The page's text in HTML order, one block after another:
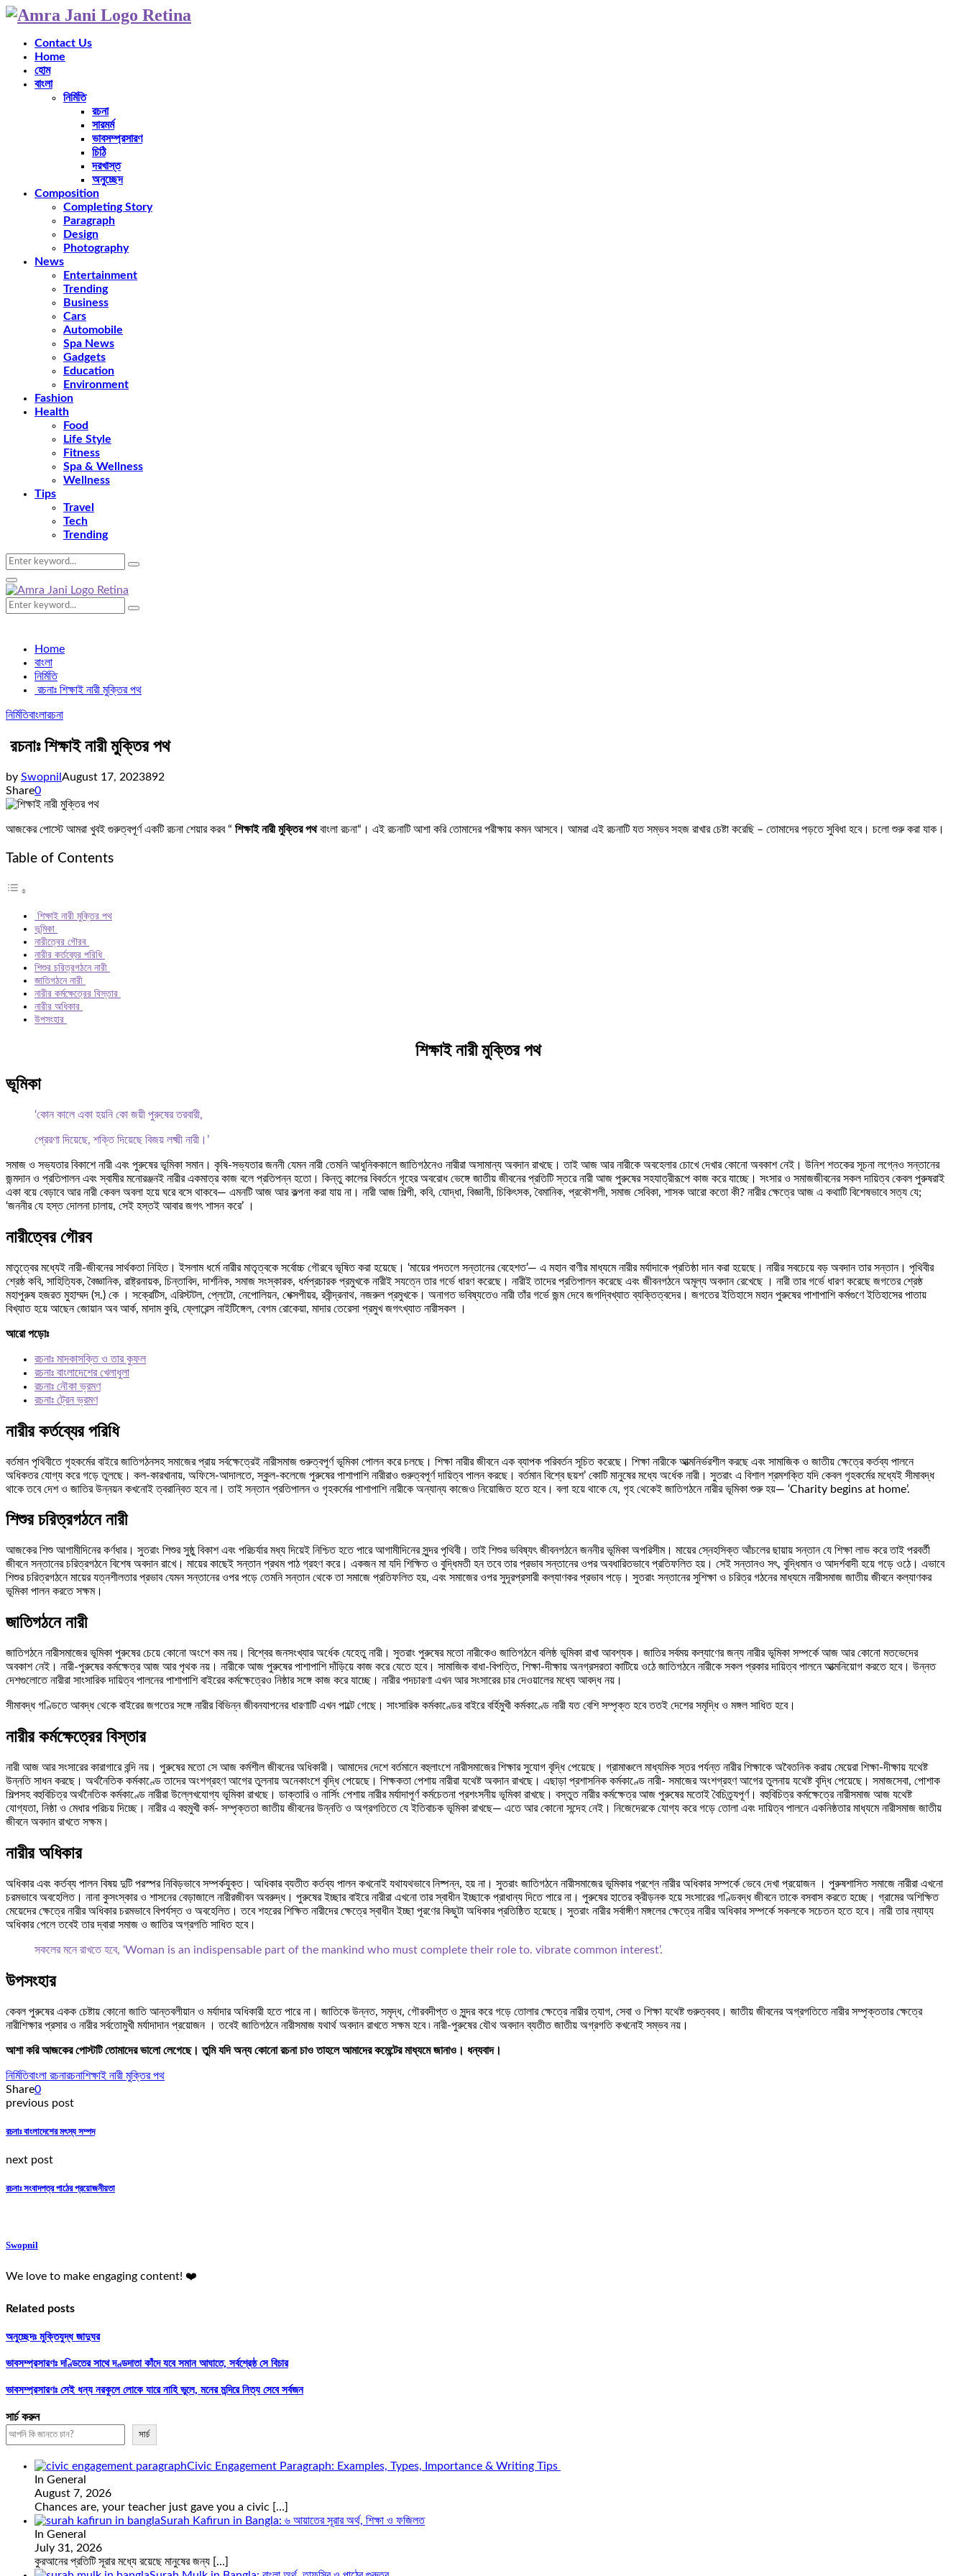
Contact Us
Home
হোম
বাংলা
নির্মিতি
রচনা
সারমর্ম
ভাবসম্প্রসারণ
চিঠি
দরখাস্ত
অনুচ্ছেদ
Composition
Completing Story
Paragraph
Design
Photography
News
Entertainment
Trending
Business
Cars
Automobile
Spa News
Gadgets
Education
Environment
Fashion
Health
Food
Life Style
Fitness
Spa & Wellness
Wellness
Tips
Travel
Tech
Trending
Search
for:
Search
Primary
Menu
Search
for:
Search
Home
বাংলা
নির্মিতি
রচনাঃ শিক্ষাই নারী মুক্তির পথ
নির্মিতিবাংলারচনা
রচনাঃ শিক্ষাই নারী মুক্তির পথ
by Swopnil August 17, 2023892
Share0
আজকের পোস্টে আমরা খুবই গুরুত্বপূর্ণ একটি রচনা শেয়ার করব “ শিক্ষাই নারী মুক্তির পথবাংলা রচনা“। এই রচনাটি আশা করি তোমাদের পরীক্ষায় কমন আসবে। আমরা এই রচনাটি যত সম্ভব সহজ রাখার চেষ্টা করেছি – তোমাদের পড়তে সুবিধা হবে। চলো শুরু করা যাক।
Table of Contents
শিক্ষাই নারী মুক্তির পথ
ভূমিকা
নারীত্বের গৌরব
নারীর কর্তব্যের পরিধি
শিশুর চরিত্রগঠনে নারী
জাতিগঠনে নারী
নারীর কর্মক্ষেত্রের বিস্তার
নারীর অধিকার
উপসংহার
শিক্ষাই নারী মুক্তির পথ
ভূমিকা
‘কোন কালে একা হয়নি কো জয়ী পুরুষের তরবারী,
প্রেরণা দিয়েছে, শক্তি দিয়েছে বিজয় লক্ষ্মী নারী।’
সমাজ ও সভ্যতার বিকাশে নারী এবং পুরুষের ভূমিকা সমান। কৃষি-সভ্যতার জননী যেমন নারী তেমনি আধুনিককালে জাতিগঠনেও নারীরা অসামান্য অবদান রাখছে। তাই আজ আর নারীকে অবহেলার চোখে দেখার কোনো অবকাশ নেই। উনিশ শতকের সূচনা লগ্নেও সন্তানের
জন্মদান ও প্রতিপালন এবং স্বামীর মনোরঞ্জনই নারীর একমাত্র কাজ বলে প্রতিপন্ন হতো। কিন্তু কালের বিবর্তনে গৃহের অবরোধ ভেঙ্গে জাতীয় জীবনের প্রতিটি স্তরে নারী আজ পুরুষের সহযাত্রীরূপে কাজ করে যাচ্ছে। সংসার ও সমাজজীবনের সকল দায়িত্ব কেবল পুরুষরাই
একা বয়ে বেড়াবে আর নারী কেবল অবলা হয়ে ঘরে বসে থাকবে— এমনটি আজ আর কল্পনা করা যায় না। নারী আজ শিল্পী, কবি, যোদ্ধা, বিজ্ঞানী, চিকিৎসক, বৈমানিক, প্রকৌশলী, সমাজ সেবিকা, শাসক আরো কতো কী? নারীর ক্ষেত্রে আজ এ কথাটি বিশেষভাবে সত্য যে;
‘জননীর যে হস্ত দোলনা চালায়, সেই হস্তই আবার জগৎ শাসন করে’ ।
নারীত্বের গৌরব
মাতৃত্বের মধ্যেই নারী-জীবনের সার্থকতা নিহিত। ইসলাম ধর্মে নারীর মাতৃত্বকে সর্বোচ্চ গৌরবে ভূষিত করা হয়েছে। ‘মায়ের পদতলে সন্তানের বেহেশত’— এ মহান বাণীর মাধ্যমে নারীর মর্যাদাকে প্রতিষ্ঠা দান করা হয়েছে। নারীর সবচেয়ে বড় অবদান তার সন্তান। পৃথিবীর
শ্রেষ্ঠ কবি, সাহিত্যিক, বৈজ্ঞানিক, রাষ্ট্রনায়ক, চিন্তাবিদ, দার্শনিক, সমাজ সংস্কারক, ধর্মপ্রচারক প্রমুখকে নারীই সযত্নে তার গর্ভে ধারণ করেছে। নারীই তাদের প্রতিপালন করেছে এবং জীবনগঠনে অমূল্য অবদান রেখেছে । নারী তার গর্ভে ধারণ করেছে জগতের শ্রেষ্ঠ
মহাপুরুষ হজরত মুহাম্মদ (স.) কে । সক্রেটিস, এরিস্টটল, প্লেটো, নেপোলিয়ন, শেক্সপীয়র, রবীন্দ্রনাথ, নজরুল প্রমুখকে। অনাগত ভবিষ্যতেও নারী তাঁর গর্ভে জন্ম দেবে জগদ্বিখ্যাত ব্যক্তিত্বদের। জগতের ইতিহাসে মহান পুরুষের পাশাপাশি কর্মগুণে ইতিহাসের পাতায়
বিখ্যাত হয়ে আছেন জোয়ান অব আর্ক, মাদাম কুরি, ফ্লোরেন্স নাইটিঙ্গেল, বেগম রোকেয়া, মাদার তেরেসা প্রমুখ জগৎখ্যাত নারীসকল ।
আরো পড়োঃ
রচনাঃ মাদকাসক্তি ও তার কুফল
রচনাঃ বাংলাদেশের খেলাধুলা
রচনাঃ নৌকা ভ্রমণ
রচনাঃ ট্রেন ভ্রমণ
নারীর কর্তব্যের পরিধি
বর্তমান পৃথিবীতে গৃহকর্মের বাইরে জাতিগঠনসহ সমাজের প্রায় সর্বক্ষেত্রেই নারীসমাজ গুরুত্বপূর্ণ ভূমিকা পোলন করে চলছে। শিক্ষা নারীর জীবনে এক ব্যাপক পরিবর্তন সূচিত করেছে। শিক্ষা নারীকে আত্মনির্ভরশীল করছে এবং সামাজিক ও জাতীয় ক্ষেত্রে কর্তব্য পালনে
অধিকতর যোগ্য করে গড়ে তুলছে। কল-কারখানায়, অফিসে-আদালতে, স্কুল-কলেজে পুরুষের পাশাপাশি নারীরাও গুরুত্বপূর্ণ দায়িত্ব পালন করছে। বর্তমান বিশ্বে ছয়শ’ কোটি মানুষের মধ্যে অর্ধেক নারী। সুতরাং এ বিশাল শ্রমশক্তি যদি কেবল গৃহকর্মের মধ্যেই সীমাবদ্ধ
থাকে তবে দেশ ও জাতির উন্নয়ন কখনোই ত্বরান্বিত হবে না। তাই সন্তান প্রতিপালন ও গৃহকর্মের পাশাপাশি নারীকে অন্যান্য কাজেও নিয়োজিত হতে হবে। বলা হয়ে থাকে যে, গৃহ থেকেই জাতিগঠনে নারীর ভূমিকা শুরু হয়— ‘Charity begins at home’.
শিশুর চরিত্রগঠনে নারী
আজকের শিশু আগামীদিনের কর্ণধার। সুতরাং শিশুর সুষ্ঠু বিকাশ এবং পরিচর্যার মধ্য দিয়েই নিশ্চিত হতে পারে আগামীদিনের সুন্দর পৃথিবী। তাই শিশুর ভবিষ্যৎ জীবনগঠনে জননীর ভূমিকা অপরিসীম। মায়ের স্নেহসিক্ত আঁচলের ছায়ায় সন্তান যে শিক্ষা লাভ করে তাই পরবর্তী
জীবনে সন্তানের চরিত্রগঠনে বিশেষ অবদান রাখে। মায়ের কাছেই সন্তান প্রথম পাঠ গ্রহণ করে। একজন মা যদি শিক্ষিত ও বুদ্ধিমতী হন তবে তার প্রভাব সন্তানের ওপর অবধারিতভাবে প্রতিফলিত হয়। সেই সন্তানও সৎ, বুদ্ধিমান ও আদর্শবাদী হয়ে গড়ে ওঠে। এভাবে
শিশুর চরিত্রগঠনে মায়ের যত্নশীলতার প্রভাব যেমন সন্তানের ওপর পড়ে তেমনি সন্তান থেকে তা সমাজে প্রতিফলিত হয়, এবং সমাজের ওপর সুদূরপ্রসারী কল্যাণকর প্রভাব পড়ে। সুতরাং সন্তানের সুশিক্ষা ও চরিত্র গঠনের মাধ্যমে নারীসমাজ জাতীয় জীবনে কল্যাণকর
ভূমিকা পালন করতে সক্ষম।
জাতিগঠনে নারী
জাতিগঠনে নারীসমাজের ভূমিকা পুরুষের চেয়ে কোনো অংশে কম নয়। বিশ্বের জনসংখ্যার অর্ধেক যেহেতু নারী। সুতরাং পুরুষের মতো নারীকেও জাতিগঠনে বলিষ্ঠ ভূমিকা রাখা আবশ্যক। জাতির সর্বময় কল্যাণের জন্য নারীর ভূমিকা সম্পর্কে আজ আর কোনো মতভেদের
অবকাশ নেই। নারী-পুরুষের কর্মক্ষেত্র আজ আর পৃথক নয়। নারীকে আজ পুরুষের পাশাপাশি দাঁড়িয়ে কাজ করে যেতে হবে। সামাজিক বাধা-বিপত্তি, শিক্ষা-দীক্ষায় অনগ্রসরতা কাটিয়ে ওঠে জাতিগঠনে নারীকে সকল প্রকার দায়িত্ব পালনে আত্মনিয়োগ করতে হবে। উন্নত
দেশগুলোতে নারীরা সাংসারিক দায়িত্ব পালনের পাশাপাশি বাইরের কর্মক্ষেত্রেও নিষ্ঠার সঙ্গে কাজ করে যাচ্ছে। নারীর পদচারণা এখন আর সংসারের চার দেওয়ালের মধ্যে আবদ্ধ নয়।
সীমাবদ্ধ গণ্ডিতে আবদ্ধ থেকে বাইরের জগতের সঙ্গে নারীর বিভিন্ন জীবনযাপনের ধারণাটি এখন পাল্টে গেছে। সাংসারিক কর্মকাণ্ডের বাইরে বর্হিমুখী কর্মকাণ্ডে নারী যত বেশি সম্পৃক্ত হবে ততই দেশের সমৃদ্ধি ও মঙ্গল সাধিত হবে।
নারীর কর্মক্ষেত্রের বিস্তার
নারী আজ আর সংসারের কারাগারে বন্দি নয়। পুরুষের মতো সে আজ কর্মশীল জীবনের অধিকারী। আমাদের দেশে বর্তমানে বহুলাংশে নারীসমাজের শিক্ষার সুযোগ বৃদ্ধি পেয়েছে। গ্রামাঞ্চলে মাধ্যমিক স্তর পর্যন্ত নারীর শিক্ষাকে অবৈতনিক করায় মেয়েরা শিক্ষা-দীক্ষায় যথেষ্ট
উন্নতি সাধন করছে। অর্থনৈতিক কর্মকাণ্ডে তাদের অংশগ্রহণ আগের তুলনায় অনেকাংশে বৃদ্ধি পেয়েছে। শিক্ষকতা পেশায় নারীরা যথেষ্ট অবদান রাখছে। এছাড়া প্রশাসনিক কর্মকাণ্ডে নারী- সমাজের অংশগ্রহণ আগের তুলনায় যথেষ্ট বৃদ্ধি পেয়েছে। সমাজসেবা, পোশাক
শিল্পসহ বহুবিচিত্র অর্থনৈতিক কর্মকাণ্ডে নারীরা উল্লেখযোগ্য ভূমিকা রাখছে। ডাক্তারি ও নার্সিং পেশায় নারীর মর্যাদাপূর্ণ কর্মচেতনা প্রশংসনীয় ভূমিকা রাখছে। বস্তুত নারীর কর্মক্ষেত্র আজ পুরুষের মতোই বৈচিত্র্যপূর্ণ। বহুবিচিত্র কর্মক্ষেত্রে নারীসমাজ আজ যথেষ্ট
যোগ্যতা, নিষ্ঠা ও মেধার পরিচয় দিচ্ছে। নারীর এ বহুমুখী কর্ম- সম্পৃক্ততা জাতীয় জীবনের উন্নতি ও অগ্রগতিতে যে ইতিবাচক ভূমিকা রাখছে— এতে আর কোনো সন্দেহ নেই। নিজেদেরকে যোগ্য করে গড়ে তোলা এবং দায়িত্ব পালনে একনিষ্ঠতার মাধ্যমে নারীসমাজ জাতীয়
জীবনে অবদান রাখতে সক্ষম।
নারীর অধিকার
অধিকার এবং কর্তব্য পালন বিষয় দুটি পরস্পর নিবিড়ভাবে সম্পর্কযুক্ত। অধিকার ব্যতীত কর্তব্য পালন কখনোই যথাযথভাবে নিষ্পন্ন, হয় না। সুতরাং জাতিগঠনে নারীসমাজের ভূমিকার প্রশ্নে নারীর অধিকার সম্পর্কে ভেবে দেখা প্রয়োজন । পুরুষশাসিত সমাজে নারীরা এখনো
চরমভাবে অবহেলিত। নানা কুসংস্কার ও শাসনের বেড়াজালে নারীরজীবন অবরুদ্ধ। পুরুষের ইচ্ছার বাইরে নারীরা এখনো তার স্বাধীন ইচ্ছাকে প্রাধান্য দিতে পারে না। পুরুষের হাতের ক্রীড়নক হয়ে সংসারের গণ্ডিবদ্ধ জীবনে তাকে বসবাস করতে হচ্ছে। গ্রামের অশিক্ষিত
মেয়েদের ক্ষেত্রে নারীর অধিকার চরমভাবে বিপর্যস্ত ও অবহেলিত। তবে শহরের শিক্ষিত নারীদের ক্ষেত্রে স্বাধীন ইচ্ছা পূরণের কিছুটা অধিকার প্রতিষ্ঠিত হয়েছে। সুতরাং নারীর সর্বাঙ্গীণ মঙ্গলের ক্ষেত্রে নারীর অধিকার সম্পর্কে সকলকে সচেতন হতে হবে। নারী তার ন্যায্য
অধিকার পেলে তবেই তার দ্বারা সমাজ ও জাতির অগ্রগতি সাধিত হবে।
সকলের মনে রাখতে হবে, ‘Woman is an indispensable part of the mankind who must complete their role to. vibrate common interest’.
উপসংহার
কেবল পুরুষের একক চেষ্টায় কোনো জাতি আন্তবলীয়ান ও মর্যাদার অধিকারী হতে পারে না। জাতিকে উন্নত, সমৃদ্ধ, গৌরবদীপ্ত ও সুন্দর করে গড়ে তোলার ক্ষেত্রে নারীর ত্যাগ, সেবা ও শিক্ষা যথেষ্ট গুরুত্ববহ। জাতীয় জীবনের অগ্রগতিতে নারীর সম্পৃক্ততার ক্ষেত্রে
নারীশিক্ষার প্রসার ও নারীর সর্বতোমুখী মর্যাদাদান প্রয়োজন । তবেই জাতিগঠনে নারীসমাজ যথার্থ অবদান রাখতে সক্ষম হবে ৷ নারী-পুরুষের যৌথ অবদান ব্যতীত জাতীয় অগ্রগতি কখনোই সম্ভব নয়।
আশা করি আজকের পোস্টটি তোমাদের ভালো লেগেছে। তুমি যদি অন্য কোনো রচনা চাও তাহলে আমাদের কমেন্টের মাধ্যমে জানাও। ধন্যবাদ।
নির্মিতিবাংলা রচনারচনাশিক্ষাই নারী মুক্তির পথ
Share0
previous post
রচনাঃ বাংলাদেশের মৎস্য সম্পদ
next post
রচনাঃ সংবাদপত্র পাঠের প্রয়োজনীয়তা
Swopnil
We love to make engaging content! ❤️
Related posts
অনুচ্ছেদঃ মুক্তিযুদ্ধ জাদুঘর
ভাবসম্প্রসারণঃ দণ্ডিতের সাথে দণ্ডদাতা কাঁদে যবে সমান আঘাতে, সর্বশ্রেষ্ঠ সে বিচার
ভাবসম্প্রসারণঃ সেই ধন্য নরকুলে লোকে যারে নাহি ভুলে, মনের মন্দিরে নিত্য সেবে সর্বজন
সার্চ করুন
সার্চ
Civic Engagement Paragraph: Examples, Types, Importance & Writing Tips
In General
August 7, 2026
Chances are, your teacher just gave you a civic […]
Surah Kafirun in Bangla: ৬ আয়াতের সূরার অর্থ, শিক্ষা ও ফজিলত
In General
July 31, 2026
কুরআনের প্রতিটি সূরার মধ্যে রয়েছে মানুষের জন্য […]